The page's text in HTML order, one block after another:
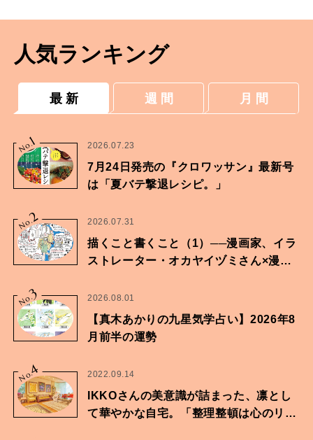
人気ランキング
最 新 週 間 月 間
No.
1 2026.07.23
7月24日発売の『クロワッサン』最新号
は「夏バテ撃退レシピ。」
No.2 2026.07.31
描くこと書くこと（1）──漫画家、イラ
ストレーター・オカヤイヅミさん×漫画
No.
3 2026.08.01
【真木あかりの九星気学占い】2026年8
月前半の運勢
No.
4 2022.09.14
IKKOさんの美意識が詰まった、凛とし
て華やかな自宅。「整理整頓は心のリズ